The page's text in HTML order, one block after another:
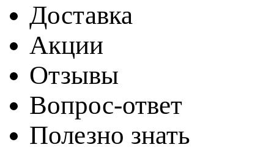
Доставка
Акции
Отзывы
Вопрос-ответ
Полезно знать